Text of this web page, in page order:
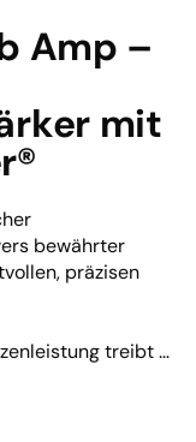
Amp –
mit
bewährter
präzisen
treibt er
CINEMA
an.